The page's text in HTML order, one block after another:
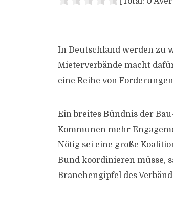
In Deutschland werden zu
Mieterverbände macht
eine Reihe von
Ein breites Bündnis der
Kommunen mehr
Nötig sei eine große
Bund koordinieren müsse,
Branchengipfel des